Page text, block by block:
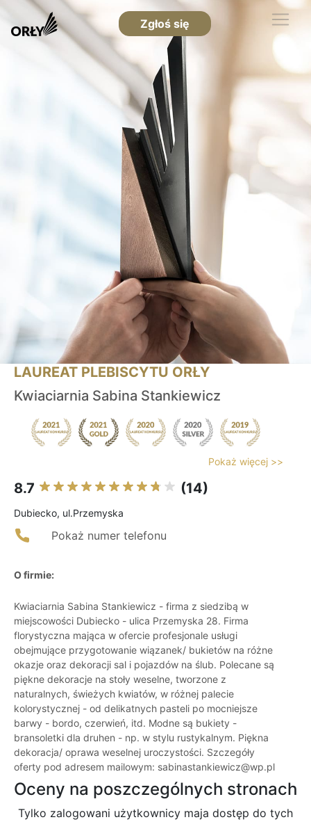
Zgłoś się
LAUREAT PLEBISCYTU ORŁY
Kwiaciarnia Sabina Stankiewicz
Pokaż więcej >>
8.7 (14)
Dubiecko, ul.Przemyska
Pokaż numer telefonu
O firmie:
Kwiaciarnia Sabina Stankiewicz - firma z siedzibą w
miejscowości Dubiecko - ulica Przemyska 28. Firma
florystyczna mająca w ofercie profesjonale usługi
obejmujące przygotowanie wiązanek/ bukietów na różne
okazje oraz dekoracji sal i pojazdów na ślub. Polecane są
piękne dekoracje na stoły weselne, tworzone z
naturalnych, świeżych kwiatów, w różnej palecie
kolorystycznej - od delikatnych pasteli po mocniejsze
barwy - bordo, czerwień, itd. Modne są bukiety -
bransoletki dla druhen - np. w stylu rustykalnym. Piękna
dekoracja/ oprawa weselnej uroczystości. Szczegóły
oferty pod adresem mailowym: sabinastankiewicz@wp.pl
Oceny na poszczególnych stronach
Tylko zalogowani użytkownicy maja dostęp do tych